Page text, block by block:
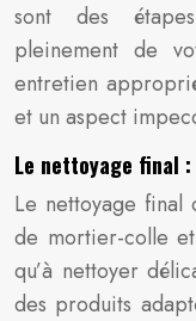
sont des
pleinement de
entretien
et un aspect
Le nettoyage final
Le nettoyage final
de mortier-colle
qu’à nettoyer
des produits